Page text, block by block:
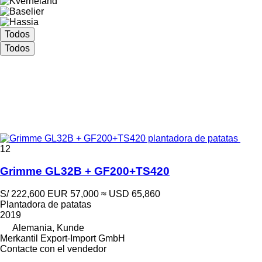
Todos
Todos
12
Grimme GL32B + GF200+TS420
S/ 222,600 EUR 57,000 ≈ USD 65,860
Plantadora de patatas
2019
Alemania, Kunde
Merkantil Export-Import GmbH
Contacte con el vendedor